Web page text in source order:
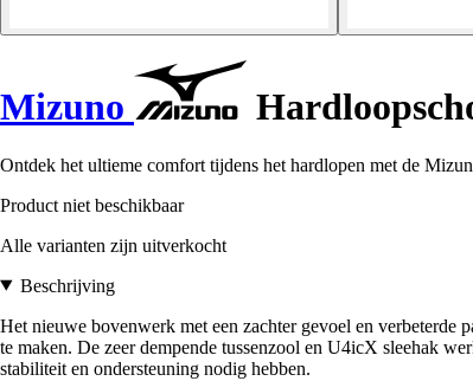
Mizuno
Ontdek het ultieme comfort tijdens het hardlopen met de
Product niet beschikbaar
Alle varianten zijn uitverkocht
Beschrijving
Het nieuwe bovenwerk met een zachter gevoel en
te maken. De zeer dempende tussenzool en U4icX sleehak
stabiliteit en ondersteuning nodig hebben.